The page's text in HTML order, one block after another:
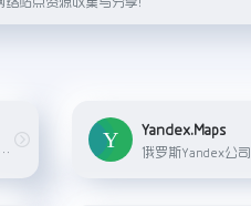
提供全国范围内的360度全景视图服务，让用户可以在线“漫步”在世界各地的街道上查看实际街景图像。用户可以通过拖动鼠标或移动设备屏幕，全方位地查看城市街道、建筑外观、公园景点...
Yandex.Maps